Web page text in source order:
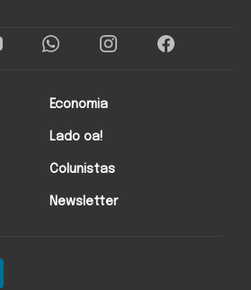
Economia
Lado oa!
Colunistas
Newsletter